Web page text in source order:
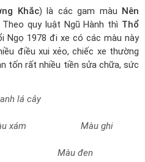
Khắc) là các gam màu Nên
Theo quy luật Ngũ Hành thì Thổ
Ngọ 1978 đi xe có các màu này
điều xui xẻo, chiếc xe thường
tốn rất nhiều tiền sửa chữa, sức
lá cây
xám Màu ghi
Màu đen